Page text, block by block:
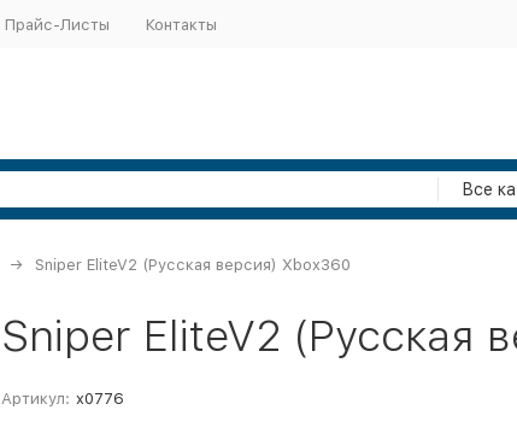
Прайс-Листы Контакты
Все
Sniper EliteV2 (Русская версия) Xbox360
Sniper EliteV2 (Русская
Артикул: x0776